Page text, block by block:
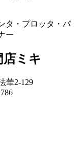
タ・プロッタ・パ
ー
店ミキ
華2-129